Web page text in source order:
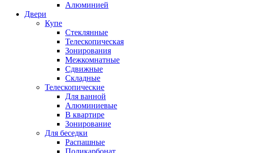
Алюминией
Двери
Купе
Стеклянные
Телескопическая
Зонирования
Межкомнатные
Сдвижные
Складные
Телескопические
Для ванной
Алюминиевые
В квартире
Зонирование
Для беседки
Распашные
Поликарбонат